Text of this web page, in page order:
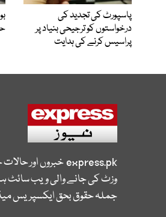
پاسپورٹ کی تجدید کی
درخواستوں کو ترجیحی بنیاد پر
پراسیس کرنے کی ہدایت
express.pkخبروں اور
وزٹ کی جانے والی ویب سائٹ
جملہ حقوق بحق ایکسپریس